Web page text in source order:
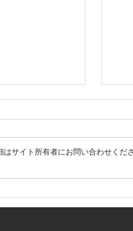
2025〜⑯北野純
🎍
サイト所有者にお問い合わせくださ